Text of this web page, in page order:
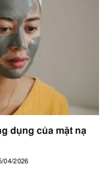
dụng của mặt nạ
04/2026